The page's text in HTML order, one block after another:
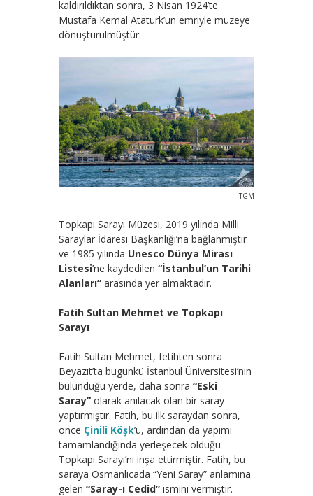
kaldırıldıktan sonra, 3 Nisan 1924’te
Mustafa Kemal Atatürk’ün emriyle müzeye
dönüştürülmüştür.
TGM
Topkapı Sarayı Müzesi, 2019 yılında Milli
Saraylar İdaresi Başkanlığı’na bağlanmıştır
ve 1985 yılında Unesco Dünya Mirası
Listesi’ne kaydedilen “İstanbul’un Tarihi
Alanları” arasında yer almaktadır.
Fatih Sultan Mehmet ve Topkapı
Sarayı
Fatih Sultan Mehmet, fetihten sonra
Beyazıt’ta bugünkü İstanbul Üniversitesi’nin
bulunduğu yerde, daha sonra “Eski
Saray” olarak anılacak olan bir saray
yaptırmıştır. Fatih, bu ilk saraydan sonra,
önce Çinili Köşk’ü, ardından da yapımı
tamamlandığında yerleşecek olduğu
Topkapı Sarayı’nı inşa ettirmiştir. Fatih, bu
saraya Osmanlıcada “Yeni Saray” anlamına
gelen “Saray-ı Cedid” ismini vermiştir.